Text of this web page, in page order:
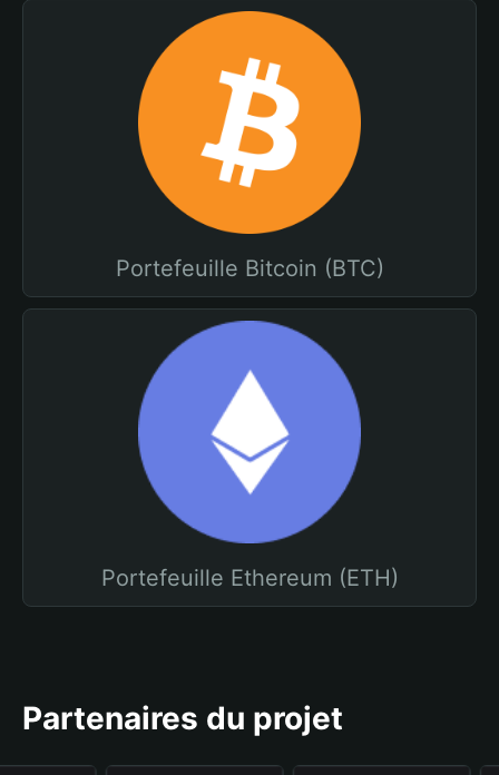
Portefeuille Bitcoin (BTC)
Portefeuille Ethereum (ETH)
Partenaires du projet